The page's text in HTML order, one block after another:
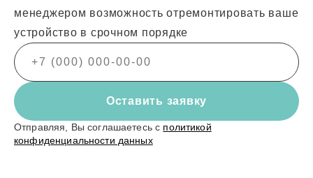
менеджером возможность отремонтировать ваше
устройство в срочном порядке
Оставить заявку
Отправляя, Вы соглашаетесь с политикой
конфиденциальности данных